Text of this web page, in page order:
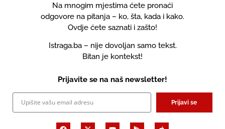
Na mnogim mjestima ćete pronaći
odgovore na pitanja – ko, šta, kada i kako.
Ovdje ćete saznati i zašto!
Istraga.ba – nije dovoljan samo tekst.
Bitan je kontekst!
Prijavite se na naš newsletter!
Prijavi se